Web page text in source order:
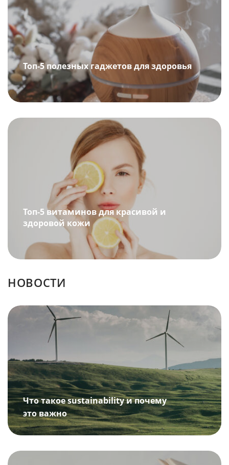
Топ-5 полезных гаджетов для здоровья
Топ-5 витаминов для красивой и
здоровой кожи
НОВОСТИ
Что такое sustainability и почему
это важно